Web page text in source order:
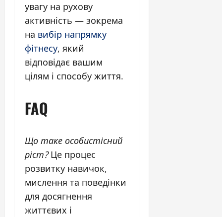
увагу на рухову
активність — зокрема
на вибір напрямку
фітнесу, який
відповідає вашим
цілям і способу життя.
FAQ
Що таке особистісний
ріст?Це процес
розвитку навичок,
мислення та поведінки
для досягнення
життєвих і